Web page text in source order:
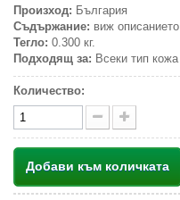
Произход: България
Съдържание: виж описанието
Тегло: 0.300 кг.
Подходящ за: Всеки тип кожа
Количество:
Добави към количката